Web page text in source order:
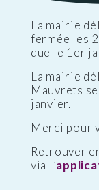
La mairie
fermée les
que le 1er
La mairie
Mauvrets
janvier.
Merci pour
Retrouver
via l’